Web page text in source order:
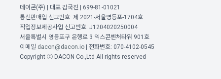
공고일자: 2023년 10월 31일
시행일자: 2023년 11월 7일
데이콘(주) | 대표 김국진 | 699-81-01021
통신판매업 신고번호: 제 2021-서울영등포-1704호
직업정보제공사업 신고번호: J1204020250004
서울특별시 영등포구 은행로 3 익스콘벤처타워 901호
이메일 dacon@dacon.io | 전화번호: 070-4102-0545
Copyright ⓒ DACON Co.,Ltd All rights reserved